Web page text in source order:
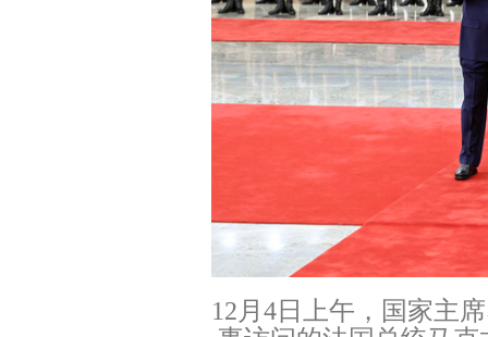
12月4日上午，国家主